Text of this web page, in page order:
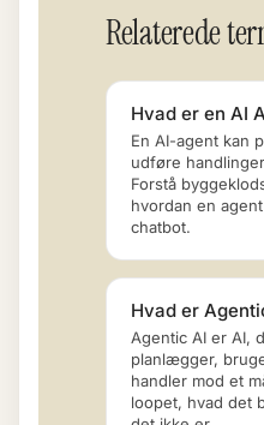
Relaterede
Hvad er en AI
En AI-agent kan
udføre
Forstå
hvordan en
chatbot.
Hvad er
Agentic AI er AI,
planlægger,
handler mod et
loopet, hvad det